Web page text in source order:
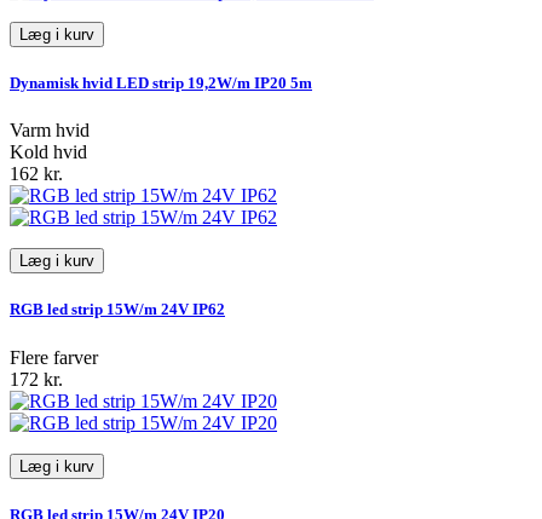
Læg i kurv
Dynamisk hvid LED strip 19,2W/m IP20 5m
Varm hvid
Kold hvid
162 kr.
Læg i kurv
RGB led strip 15W/m 24V IP62
Flere farver
172 kr.
Læg i kurv
RGB led strip 15W/m 24V IP20